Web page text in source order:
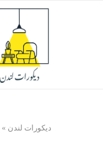
ديكورات لندن »